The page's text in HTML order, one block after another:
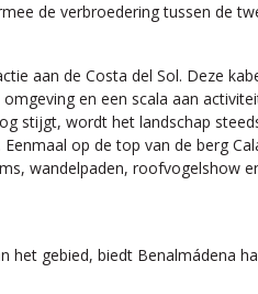
de verbroedering tussen de
aan de Costa del Sol. Deze
en een scala aan
wordt het landschap
op de top van de berg
wandelpaden,
gebied, biedt Benalmádena